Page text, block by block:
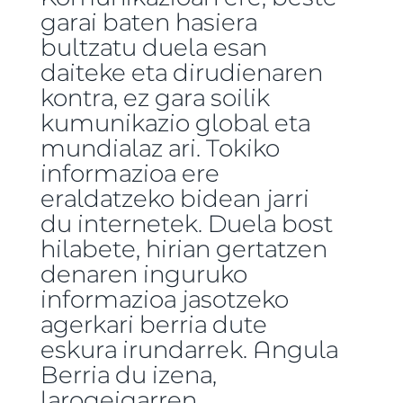
garai baten hasiera
bultzatu duela esan
daiteke eta dirudienaren
kontra, ez gara soilik
kumunikazio global eta
mundialaz ari. Tokiko
informazioa ere
eraldatzeko bidean jarri
du internetek. Duela bost
hilabete, hirian gertatzen
denaren inguruko
informazioa jasotzeko
agerkari berria dute
eskura irundarrek. Angula
Berria du izena,